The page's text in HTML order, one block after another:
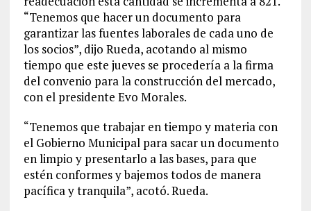
“Tenemos que hacer un documento para
garantizar las fuentes laborales de cada uno de
los socios”, dijo Rueda, acotando al mismo
tiempo que este jueves se procedería a la firma
del convenio para la construcción del mercado,
con el presidente Evo Morales.
“Tenemos que trabajar en tiempo y materia con
el Gobierno Municipal para sacar un documento
en limpio y presentarlo a las bases, para que
estén conformes y bajemos todos de manera
pacífica y tranquila”, acotó. Rueda.